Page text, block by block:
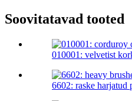
Soovitatavad tooted
010001: velvetist
6602: raske